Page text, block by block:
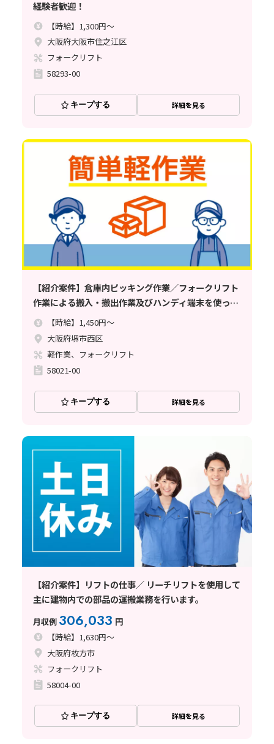
経験者歓迎！
【時給】1,300円～
大阪府大阪市住之江区
フォークリフト
58293-00
キープする 詳細を見る
【紹介案件】倉庫内ピッキング作業／フォークリフト
作業による搬入・搬出作業及びハンディ端末を使って
の簡単な作業
【時給】1,450円～
大阪府堺市西区
軽作業、フォークリフト
58021-00
キープする 詳細を見る
【紹介案件】リフトの仕事／ リーチリフトを使用して
主に建物内での部品の運搬業務を行います。
月収例 306,033 円
【時給】1,630円～
大阪府枚方市
フォークリフト
58004-00
キープする 詳細を見る